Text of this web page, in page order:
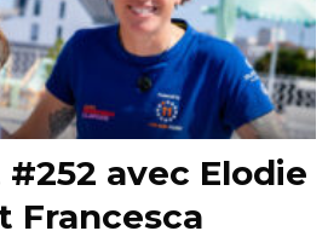
#252 avec Elodie
Francesca